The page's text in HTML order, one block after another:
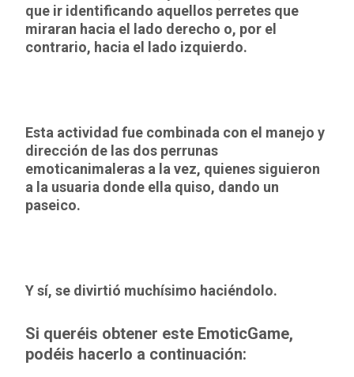
que ir identificando aquellos perretes que
miraran hacia el lado derecho o, por el
contrario, hacia el lado izquierdo.
Esta actividad fue combinada con el manejo y
dirección de las dos perrunas
emoticanimaleras a la vez, quienes siguieron
a la usuaria donde ella quiso, dando un
paseico.
Y sí, se divirtió muchísimo haciéndolo.
Si queréis obtener este EmoticGame,
podéis hacerlo a continuación: